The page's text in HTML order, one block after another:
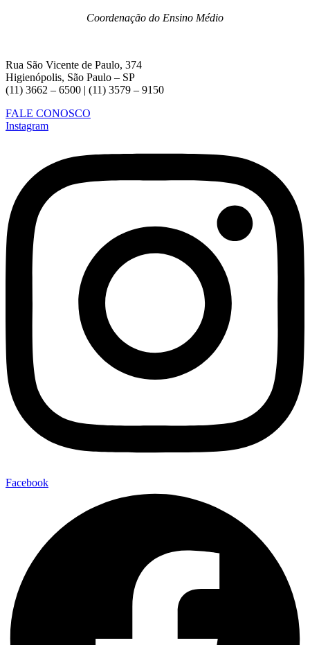
Coordenação do Ensino Médio
Rua São Vicente de Paulo, 374
Higienópolis, São Paulo – SP
(11) 3662 – 6500 | (11) 3579 – 9150
FALE CONOSCO
Instagram
Facebook